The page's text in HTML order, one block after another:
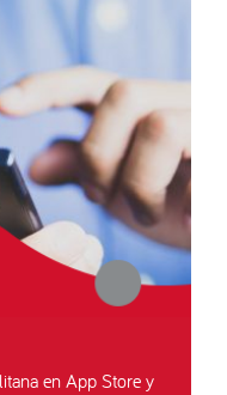
en App Store y